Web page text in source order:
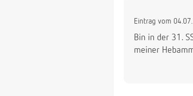
Eintrag vom
Bin in der 31.
meiner